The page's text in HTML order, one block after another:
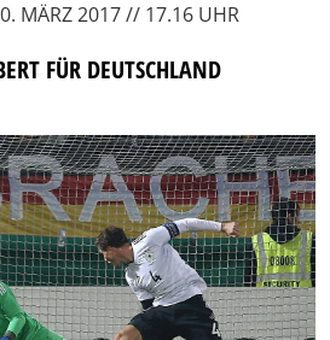
MÄRZ 2017 // 17.16 UHR
FÜR DEUTSCHLAND